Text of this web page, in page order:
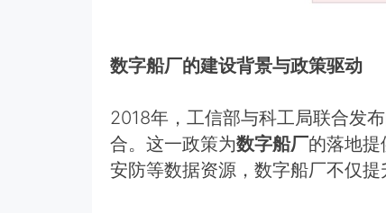
数字船厂的建设背景与政策驱动
2018年，工信部与科工局联合发
合。这一政策为数字船厂的落地提
安防等数据资源，数字船厂不仅